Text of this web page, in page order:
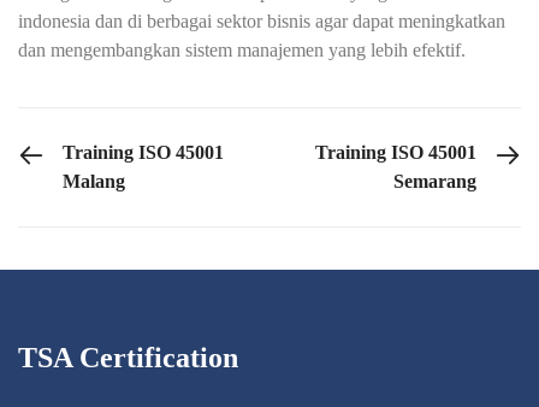
indonesia dan di berbagai sektor bisnis agar dapat meningkatkan
dan mengembangkan sistem manajemen yang lebih efektif.
PREVIOUS POST
Training ISO 45001
Malang
NEXT POST
Training ISO 45001
Semarang
TSA Certification